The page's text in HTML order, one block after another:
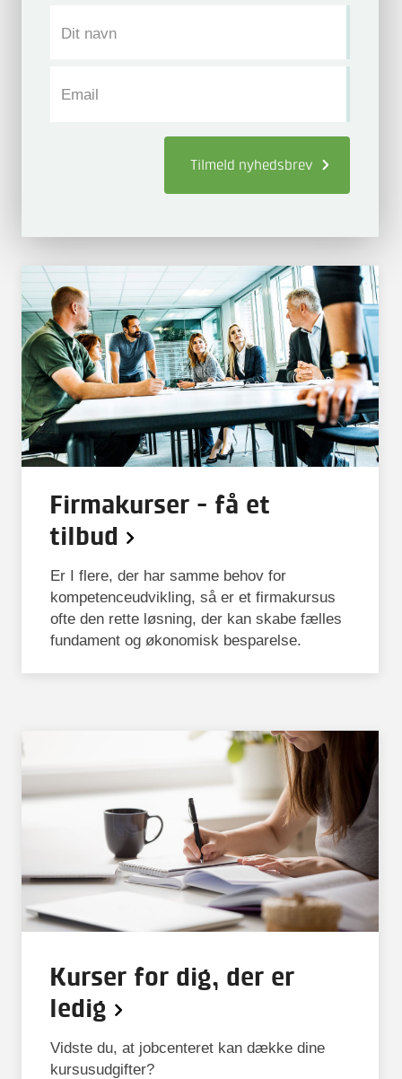
Dit navn
Email
Tilmeld nyhedsbrev
Firmakurser - få et
tilbud
Er I flere, der har samme behov for
kompetenceudvikling, så er et firmakursus
ofte den rette løsning, der kan skabe fælles
fundament og økonomisk besparelse.
Kurser for dig, der er
ledig
Vidste du, at jobcenteret kan dække dine
kursusudgifter?